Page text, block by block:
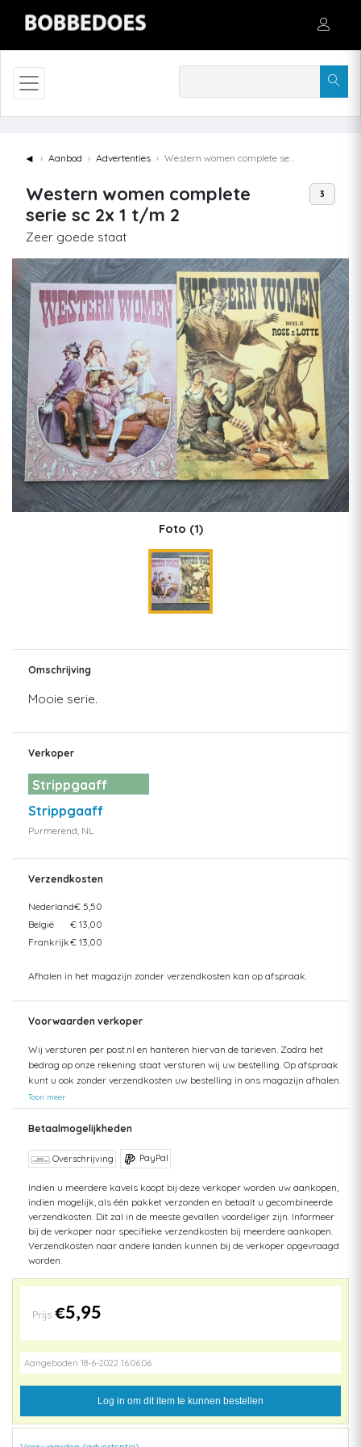
◄ Aanbod Advertenties Western women complete serie sc 2x 1 t/m 2
Western women complete
serie sc 2x 1 t/m 2
Zeer goede staat
3
Foto (1)
Omschrijving
Mooie serie.
Verkoper
Strippgaaff
Strippgaaff
Purmerend, NL
Verzendkosten
Nederland€ 5,50
België
€ 13,00
Frankrijk€ 13,00
Afhalen in het magazijn zonder verzendkosten kan op afspraak.
Voorwaarden verkoper
Wij versturen per post.nl en hanteren hiervan de tarieven. Zodra het
bedrag op onze rekening staat versturen wij uw bestelling. Op afspraak
kunt u ook zonder verzendkosten uw bestelling in ons magazijn afhalen.
Toon meer
Betaalmogelijkheden
Overschrijving PayPal
Indien u meerdere kavels koopt bij deze verkoper worden uw aankopen,
indien mogelijk, als één pakket verzonden en betaalt u gecombineerde
verzendkosten. Dit zal in de meeste gevallen voordeliger zijn. Informeer
bij de verkoper naar specifieke verzendkosten bij meerdere aankopen.
Verzendkosten naar andere landen kunnen bij de verkoper opgevraagd
worden.
Prijs €5,95
Aangeboden 18-6-2022 16:06:06
Log in om dit item te kunnen bestellen